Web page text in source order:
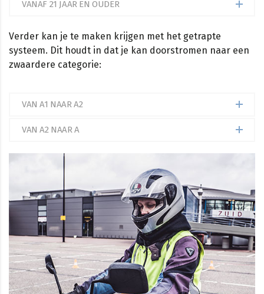
VANAF 21 JAAR EN OUDER
Verder kan je te maken krijgen met het getrapte
systeem. Dit houdt in dat je kan doorstromen naar een
zwaardere categorie:
VAN A1 NAAR A2
VAN A2 NAAR A